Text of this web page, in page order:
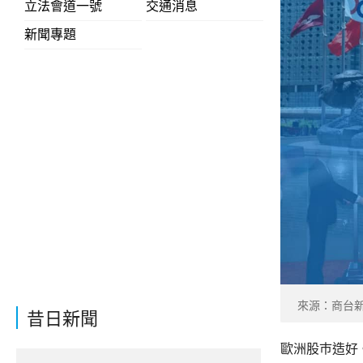
立法會道一號
交通消息
新聞專題
昔日新聞
來源：商台
歐洲股巿造好